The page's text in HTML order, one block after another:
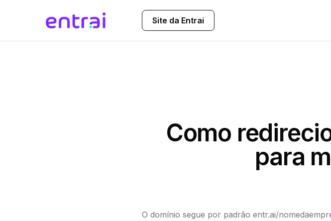
Site da Entrai
Como
para
O domínio segue por padrão entr.ai/